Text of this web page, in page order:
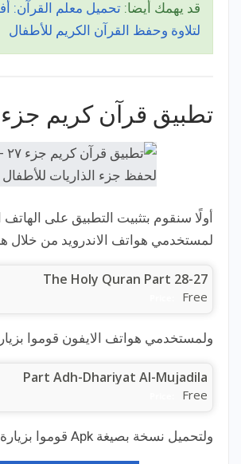
قد يهمك أيضا: تحميل معلم القرآن:
لتلاوة وحفظ القرآن الكريم للأطفال
تطبيق قرآن كريم جزء ٢٧ – ٢٨
أولًا سنقوم بتثبيت التطبيق على
لمستخدمي هواتف الاندرويد من خلال
The Holy Quran Part 28-27
Free
ولمستخدمي هواتف الايفون قوموا
Part Adh-Dhariyat Al-Mujadila
Free
ولتحميل نسخة بصيغة Apk قوموا بزيارة هذا الرابط: